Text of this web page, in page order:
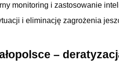
monitoring i zastosowanie
i eliminację zagrożenia
–